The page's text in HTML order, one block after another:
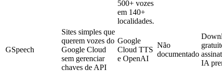
500+ vozes
em 140+
localidades.
GSpeech
Sites simples que
querem vozes do
Google Cloud
sem gerenciar
chaves de API
Google
Cloud TTS
e OpenAI
Não
documentado
IA